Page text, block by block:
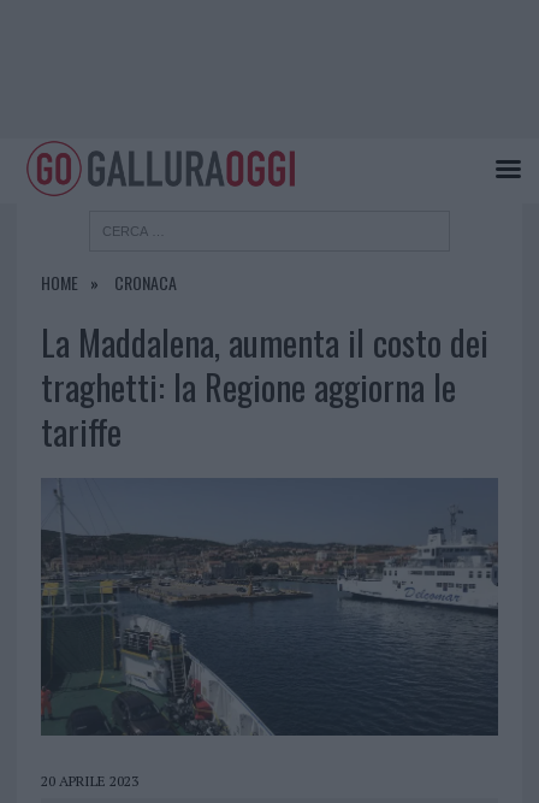
HOME CRONACA
La Maddalena, aumenta il costo dei
traghetti: la Regione aggiorna le
tariffe
20 APRILE 2023